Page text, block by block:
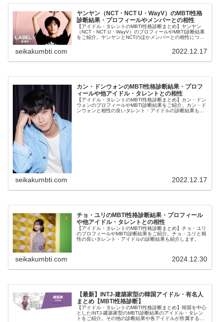
ヤンヤン（NCT・NCT U・WayV）のMBTI性格
診断結果・プロフィールやメンバーとの相性
【アイドル・タレントのMBTI性格診断まとめ】ヤンヤン
（NCT・NCT U・WayV）のプロフィールやMBTI診断結果
をご紹介。ヤンヤンとNCTのほかメンバーとの相性につい
seikakumbti.com 2022.12.17
カン・ドンウォンのMBTI性格診断結果・プロフ
ィールや他アイドル・タレントとの相性
【アイドル・タレントのMBTI性格診断まとめ】カン・ドン
ウォンのプロフィールやMBTI診断結果をご紹介。カン・ド
ンウォンと相性の良いタレント・アイドルの診断結果も紹
seikakumbti.com 2022.12.17
チョ・ユリのMBTI性格診断結果・プロフィール
や他アイドル・タレントとの相性
【アイドル・タレントのMBTI性格診断まとめ】チョ・ユリ
のプロフィールやMBTI診断結果をご紹介。チョ・ユリと相
性の良いタレント・アイドルの診断結果も紹介します。
seikakumbti.com 2024.12.30
【最新】INTJ-建築家型の韓国アイドル・有名人
まとめ【MBTI性格診断】
【アイドル・タレントのMBTI性格診断まとめ】韓国を中心
としたINTJ-建築家型のMBTI診断結果のアイドル・タレン
トをご紹介。その他の診断結果や各アイドルが所属するグ